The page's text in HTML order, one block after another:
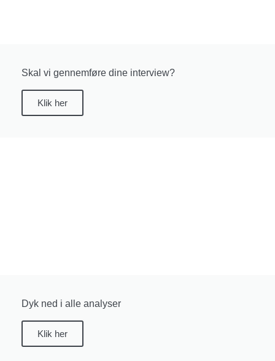
Skal vi gennemføre dine interview?
Klik her
Dyk ned i alle analyser
Klik her